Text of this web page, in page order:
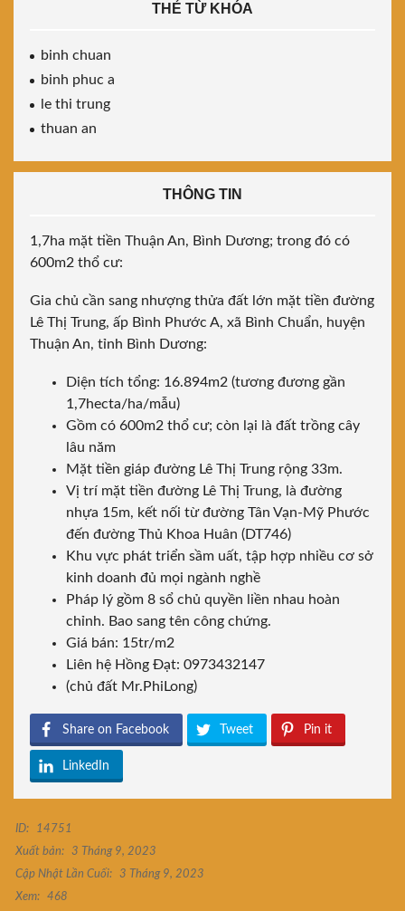
THẺ TỪ KHÓA
binh chuan
binh phuc a
le thi trung
thuan an
THÔNG TIN
1,7ha mặt tiền Thuận An, Bình Dương; trong đó có
600m2 thổ cư:
Gia chủ cần sang nhượng thửa đất lớn mặt tiền đường
Lê Thị Trung, ấp Bình Phước A, xã Bình Chuẩn, huyện
Thuận An, tỉnh Bình Dương:
Diện tích tổng: 16.894m2 (tương đương gần
1,7hecta/ha/mẫu)
Gồm có 600m2 thổ cư; còn lại là đất trồng cây
lâu năm
Mặt tiền giáp đường Lê Thị Trung rộng 33m.
Vị trí mặt tiền đường Lê Thị Trung, là đường
nhựa 15m, kết nối từ đường Tân Vạn-Mỹ Phước
đến đường Thủ Khoa Huân (DT746)
Khu vực phát triển sầm uất, tập hợp nhiều cơ sở
kinh doanh đủ mọi ngành nghề
Pháp lý gồm 8 sổ chủ quyền liền nhau hoàn
chỉnh. Bao sang tên công chứng.
Giá bán: 15tr/m2
Liên hệ Hồng Đạt: 0973432147
(chủ đất Mr.PhiLong)
Share on Facebook Tweet Pin it
LinkedIn
ID:
14751
Xuất bản:
3 Tháng 9, 2023
Cập Nhật Lần Cuối:
3 Tháng 9, 2023
Xem:
468